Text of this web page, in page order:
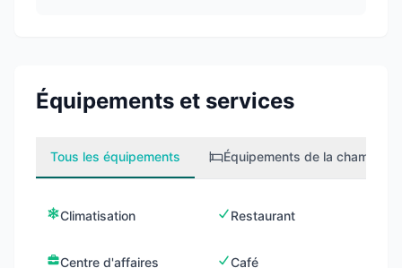
Équipements et services
Tous les équipements Équipements de la chambre
Climatisation Restaurant
Centre d'affaires Café